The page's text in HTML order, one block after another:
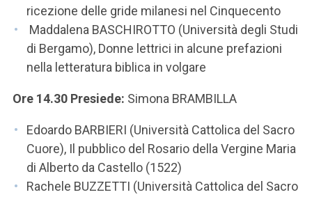
ricezione delle gride milanesi nel Cinquecento
Maddalena BASCHIROTTO (Università degli Studi
di Bergamo), Donne lettrici in alcune prefazioni
nella letteratura biblica in volgare
Ore 14.30 Presiede: Simona BRAMBILLA
Edoardo BARBIERI (Università Cattolica del Sacro
Cuore), Il pubblico del Rosario della Vergine Maria
di Alberto da Castello (1522)
Rachele BUZZETTI (Università Cattolica del Sacro